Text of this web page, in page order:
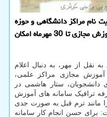
نام مراكز دانشگاهی و حوزه
های علمیه برای ثبت سامانه های آموزش مجازی تا 30 مهرماه امكان
از مهر، به دنبال اعلام
آموزش مجازی مراکز علمی،
دانشجویان، ستار هاشمی در
ترافیک سامانه های آموزش
مانند ترم قبل به صورت جدی
برای حسن انجام کار سامانه